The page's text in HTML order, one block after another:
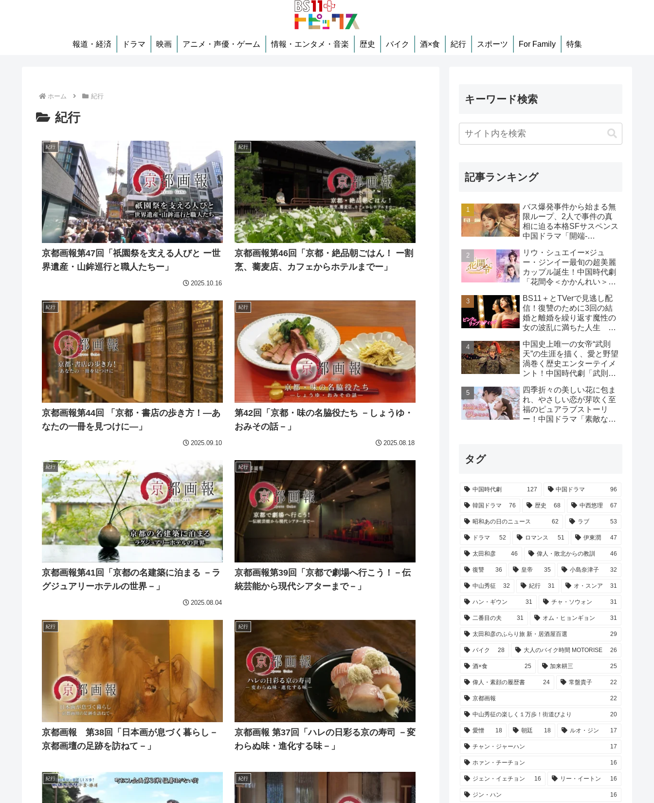
報道・経済 ドラマ 映画 アニメ・声優・ゲーム 情報・エンタメ・音楽 歴史 バイク 酒×食 紀行 スポーツ For Family 特集
ホーム 紀行
紀行
紀行
京都画報第47回「祇園祭を支える人びと ー世
界遺産・山鉾巡行と職人たちー」
2025.10.16
紀行
京都画報第46回「京都・絶品朝ごはん！ ー割
烹、蕎麦店、カフェからホテルまでー」
紀行
京都画報第44回 「京都・書店の歩き方！―あ
なたの一冊を見つけに―」
2025.09.10
紀行
第42回「京都・味の名脇役たち －しょうゆ・
おみその話－」
2025.08.18
紀行
京都画報第41回「京都の名建築に泊まる －ラ
グジュアリーホテルの世界－」
2025.08.04
紀行
京都画報第39回「京都で劇場へ行こう！－伝
統芸能から現代シアターまで－」
紀行
京都画報 第38回「日本画が息づく暮らし－
京都画壇の足跡を訪ねて－」
紀行
京都画報 第37回「ハレの日彩る京の寿司 －変
わらぬ味・進化する味－」
紀行 紀行
キーワード検索
記事ランキング
バス爆発事件から始まる無
限ループ、2人で事件の真
相に迫る本格SFサスペンス
中国ドラマ「開端-
リウ・シュエイー×ジュ
ー・ジンイー最旬の超美麗
カップル誕生！中国時代劇
「花間令＜かかんれい＞～
BS11＋とTVerで見逃し配
信！復讐のために3回の結
婚と離婚を繰り返す魔性の
女の波乱に満ちた人生
プスティック」
中国史上唯一の女帝“武則
天”の生涯を描く、愛と野望
渦巻く歴史エンターテイメ
ント！中国時代劇「武則天
四季折々の美しい花に包ま
れ、やさしい恋が芽吹く至
福のピュアラブストーリ
ー！中国ドラマ「素敵な恋
タグ
中国時代劇 127 中国ドラマ 96
韓国ドラマ 76 歴史 68 中西悠理 67
昭和あの日のニュース 62 ラブ 53
ドラマ 52 ロマンス 51 伊東潤 47
太田和彦 46 偉人・敗北からの教訓 46
復讐 36 皇帝 35 小島奈津子 32
中山秀征 32 紀行 31 オ・スンア 31
ハン・ギウン 31 チャ・ソウォン 31
二番目の夫 31 オム・ヒョンギョン 31
太田和彦のふらり旅 新・居酒屋百選 29
バイク 28 大人のバイク時間 MOTORISE 26
酒×食 25 加来耕三 25
偉人・素顔の履歴書 24 常盤貴子 22
京都画報 22
中山秀征の楽しく１万歩！街道びより 20
愛憎 18 朝廷 18 ルオ・ジン 17
チャン・ジャーハン 17
ホァン・チーチョン 16
ジェン・イェチョン 16 リー・イートン 16
ジン・ハン 16